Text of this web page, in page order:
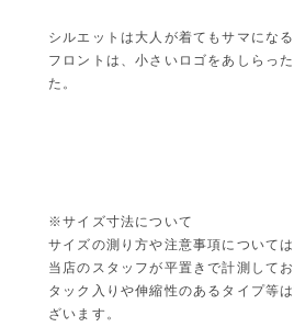
シルエットは大人が着てもサマにな
フロントは、小さいロゴをあしらっ
た。
※サイズ寸法について
サイズの測り方や注意事項について
当店のスタッフが平置きで計測してお
タック入りや伸縮性のあるタイプ等
ざいます。